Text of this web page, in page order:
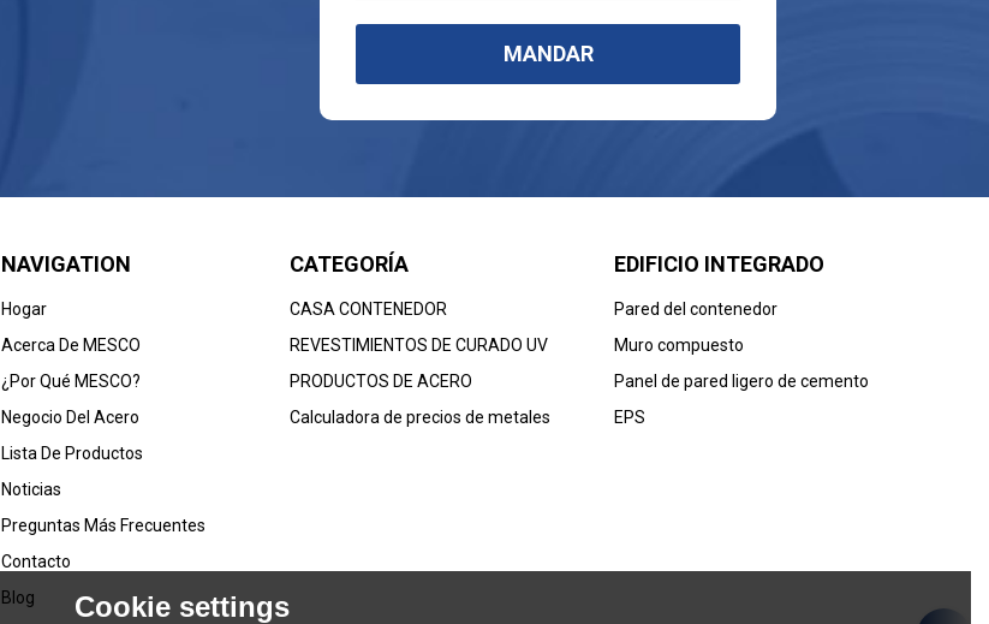
MANDAR
NAVIGATION
Hogar
Acerca De MESCO
¿Por Qué MESCO?
Negocio Del Acero
Lista De Productos
Noticias
Preguntas Más Frecuentes
Contacto
Blog
CATEGORÍA
CASA CONTENEDOR
REVESTIMIENTOS DE CURADO UV
PRODUCTOS DE ACERO
Calculadora de precios de metales
EDIFICIO INTEGRADO
Pared del contenedor
Muro compuesto
Panel de pared ligero de cemento
EPS
Cookie settings